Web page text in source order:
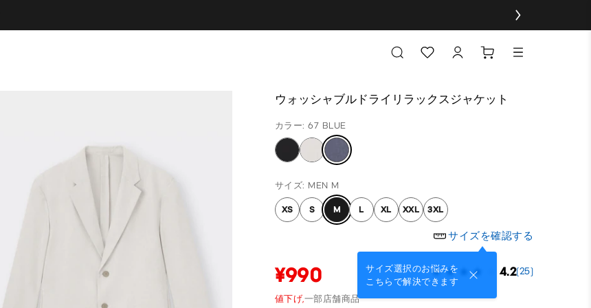
ウォッシャブルドライリラックスジャケット
カラー: 67 BLUE
サイズ: MEN M
XS S M L XL XXL 3XL
サイズを確認する
サイズ選択のお悩みを
こちらで解決できます
¥990 4.2(25)
値下げ,一部店舗商品